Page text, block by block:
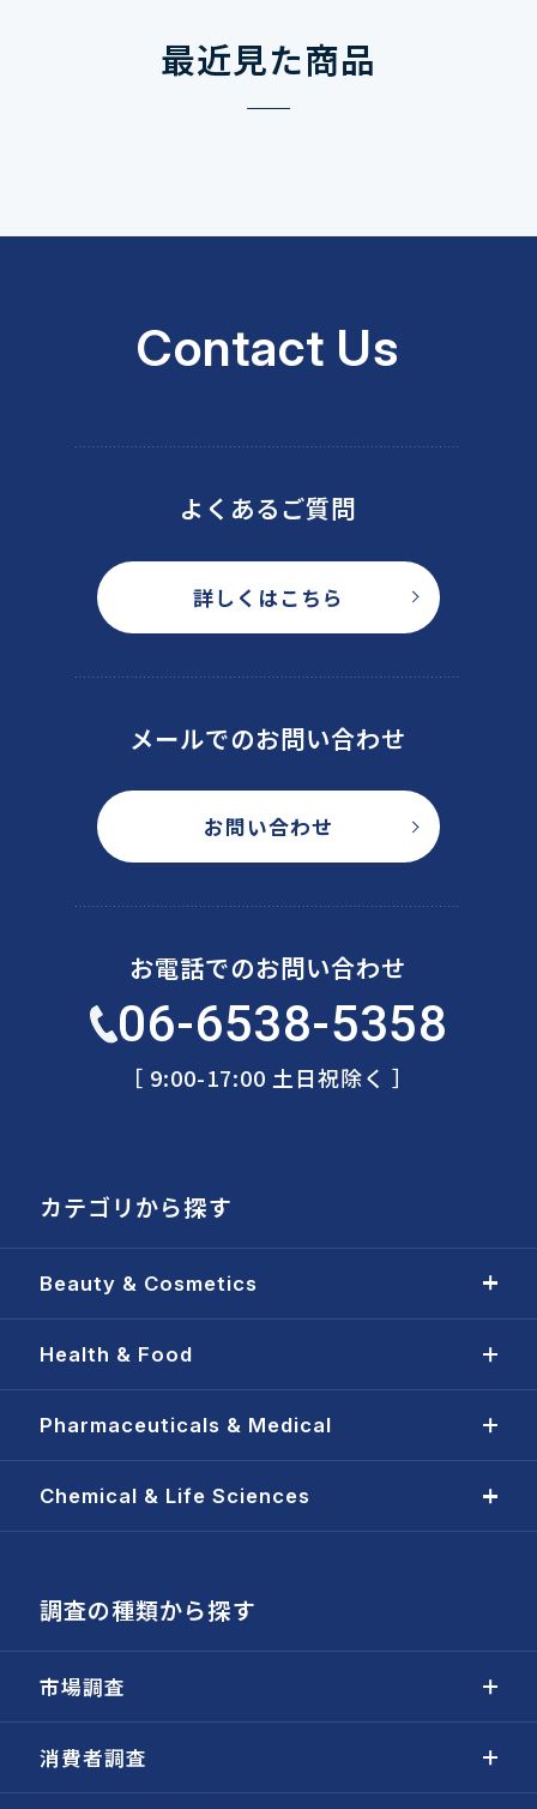
最近見た商品
Contact Us
よくあるご質問
詳しくはこちら
メールでのお問い合わせ
お問い合わせ
お電話でのお問い合わせ
06-6538-5358
［ 9:00-17:00 土日祝除く ］
カテゴリから探す
Beauty & Cosmetics
Health & Food
Pharmaceuticals & Medical
Chemical & Life Sciences
調査の種類から探す
市場調査
消費者調査